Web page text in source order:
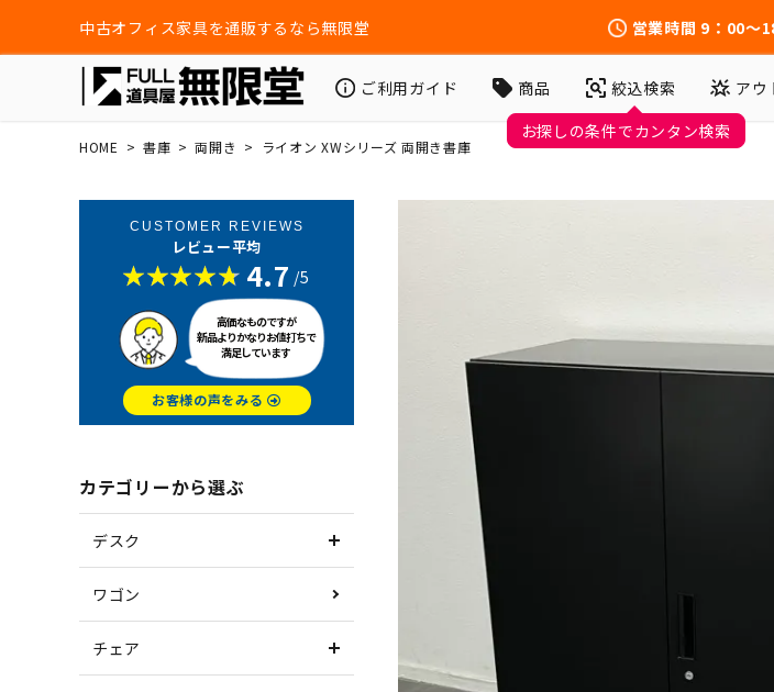
中古オフィス家具を通販するなら無限堂 営業時間 9：00～
ご利用ガイド 商品
絞込検索
お探しの条件でカンタン検索
アウ
HOME 書庫 両開き ライオン XWシリーズ 両開き書庫
CUSTOMER REVIEWS
レビュー平均
4.7 /5
高価なものですが
新品よりかなりお値打ちで
満足しています
お客様の声をみる
カテゴリーから選ぶ
デスク
ワゴン
チェア